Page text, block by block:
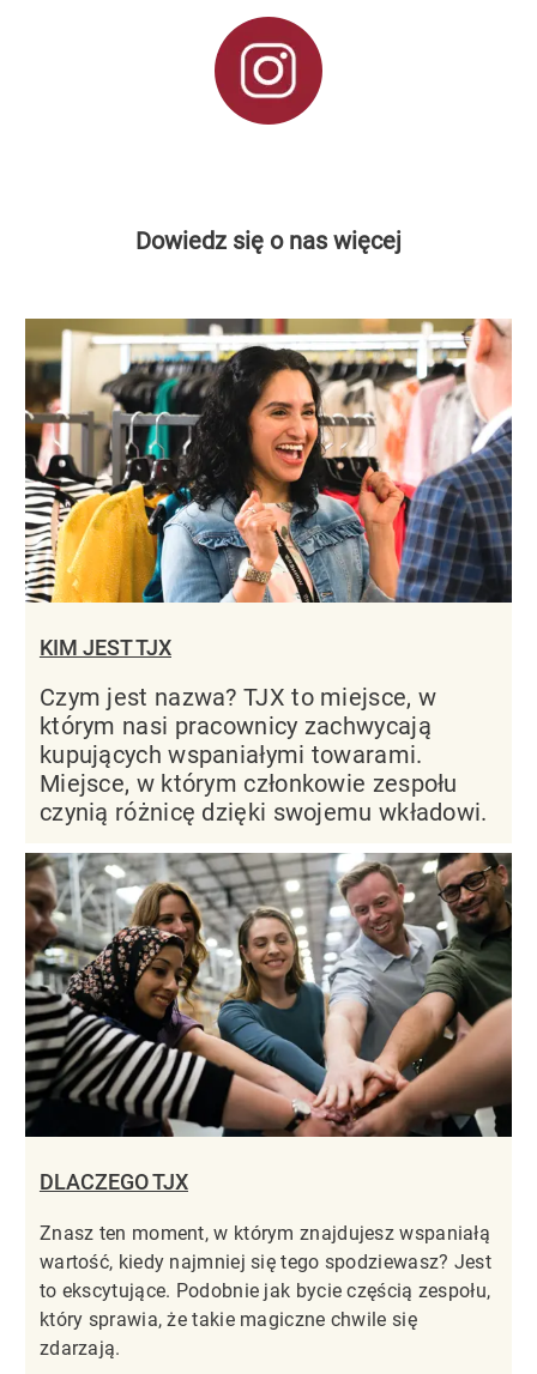
Dowiedz się o nas więcej
KIM JEST TJX
Czym jest nazwa? TJX to miejsce, w
którym nasi pracownicy zachwycają
kupujących wspaniałymi towarami.
Miejsce, w którym członkowie zespołu
czynią różnicę dzięki swojemu wkładowi.
DLACZEGO TJX
Znasz ten moment, w którym znajdujesz wspaniałą
wartość, kiedy najmniej się tego spodziewasz? Jest
to ekscytujące. Podobnie jak bycie częścią zespołu,
który sprawia, że takie magiczne chwile się
zdarzają.